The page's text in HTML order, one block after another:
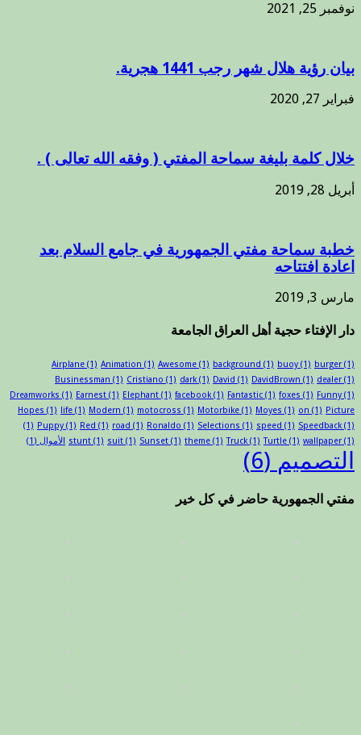
نوفمبر 25, 2021
بيان رؤية هلال شهر رجب 1441 هجرية.
فبراير 27, 2020
خلال كلمة بليغة سماحة المفتي ( وفقه الله تعالى ) .
أبريل 28, 2019
خطبة سماحة مفتي الجمهورية في جامع السلام بعد
اعادة افتتاحه
مارس 3, 2019
دار الإفتاء حجية أهل العراق الجامعة
Airplane (1) Animation (1) Awesome (1) background (1) buoy (1) burger (1)
Businessman (1) Cristiano (1) dark(1) David (1) DavidBrown (1) dealer (1)
Dreamworks (1) Earnest (1) Elephant (1) facebook(1) Fantastic (1) foxes (1) Funny (1)
Hopes (1) life (1) Modern (1) motocross (1) Motorbike (1) Moyes (1) on (1) Picture
(1) Puppy (1) Red (1) road (1) Ronaldo (1) Selections (1) speed (1) Speedback(1)
stunt (1) suit (1) Sunset (1) theme (1) Truck(1) Turtle (1) wallpaper (1) الأموال (1)
التصميم (6)
مفتي الجمهورية حاضر في كل خير